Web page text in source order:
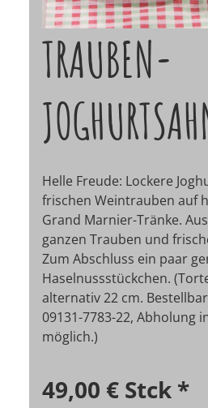
TRAUBEN-
Helle Freude: Lockere
frischen Weintrauben auf
Grand Marnier-Tränke.
ganzen Trauben und
Zum Abschluss ein paar
Haselnussstückchen.
alternativ 22 cm.
09131-7783-22, Abholung
möglich.)
49,00 € Stck *